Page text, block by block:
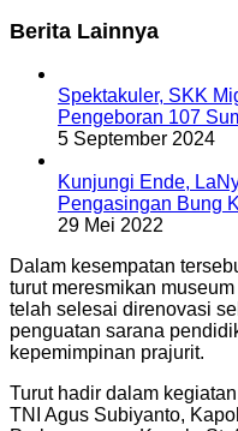
Berita Lainnya
Spektakuler, SKK
Pengeboran 107
5 September 2024
Kunjungi Ende,
Pengasingan Bung
29 Mei 2022
Dalam kesempatan
turut meresmikan
telah selesai direnovasi
penguatan sarana
kepemimpinan prajurit.
Turut hadir dalam
TNI Agus Subiyanto,